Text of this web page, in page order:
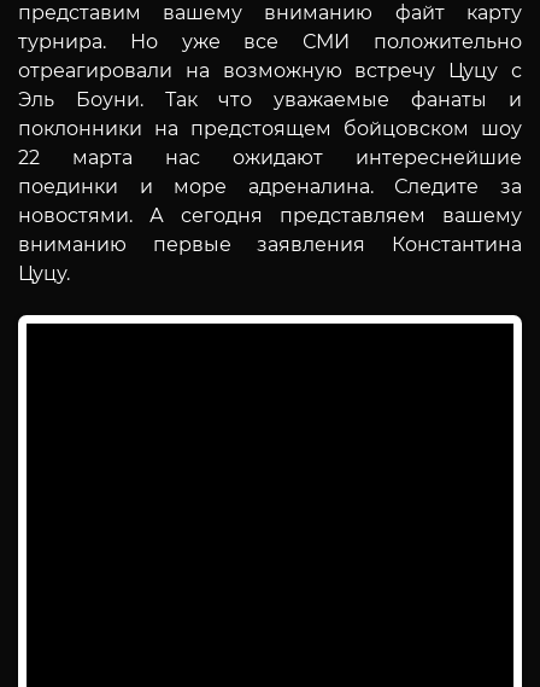
представим вашему вниманию файт карту
турнира.
Но уже все СМИ положительно
отреагировали на возможную встречу Цуцу с
Эль Боуни. Так что уважаемые фанаты и
поклонники на предстоящем бойцовском шоу
22 марта нас ожидают интереснейшие
поединки и море адреналина. Следите за
новостями. А сегодня представляем вашему
вниманию первые заявления Константина
Цуцу.